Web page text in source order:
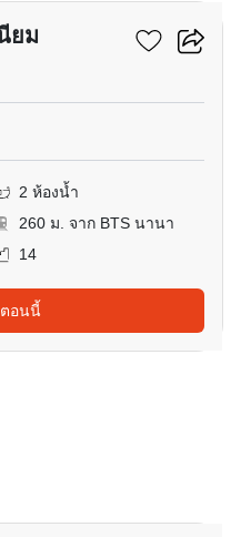
ยม
2 ห้องน้ำ
260 ม. จาก BTS นานา
14
อนนี้